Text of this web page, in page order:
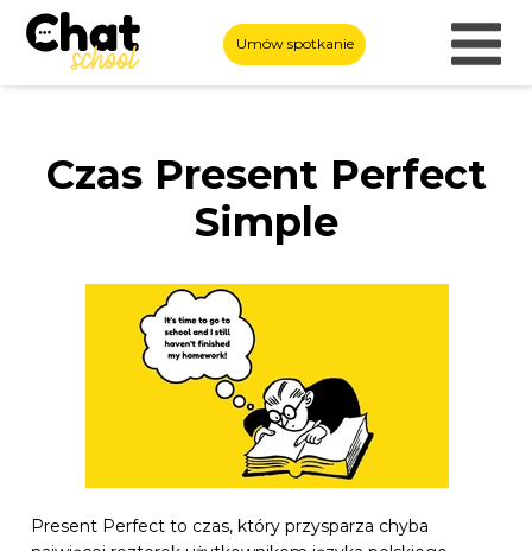
Umów spotkanie
Czas Present Perfect
Simple
Present Perfect to czas, który przysparza chyba